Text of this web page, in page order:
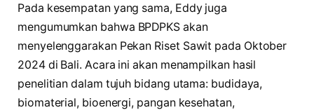
Pada kesempatan yang sama, Eddy juga
mengumumkan bahwa BPDPKS akan
menyelenggarakan Pekan Riset Sawit pada Oktober
2024 di Bali. Acara ini akan menampilkan hasil
penelitian dalam tujuh bidang utama: budidaya,
biomaterial, bioenergi, pangan kesehatan,